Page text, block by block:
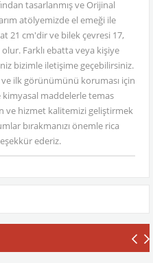
tasarlanmış ve Orijinal
atölyemizde el emeği ile
21 cm'dir ve bilek çevresi 17,
Farklı ebatta veya kişiye
bizimle iletişime geçebilirsiniz.
ilk görünümünü koruması için
kimyasal maddelerle temas
ve hizmet kalitemizi geliştirmek
bırakmanızı önemle rica
ederiz.